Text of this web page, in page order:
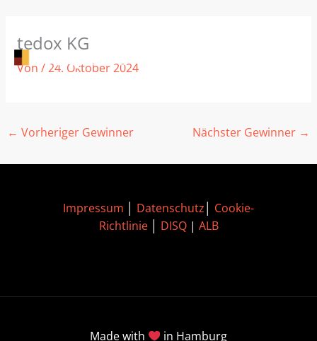
Inhalt
springen
tedox KG
Von /24. Oktober 2024
← Vorheriger Gewinner Nächster Gewinner →
Impressum Datenschutz
Cookie-
Richtlinie│ DISQ| ALB
Made with in Hamburg